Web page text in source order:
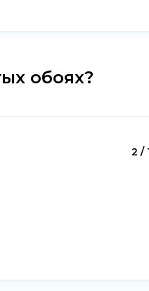
обоях?
2 /